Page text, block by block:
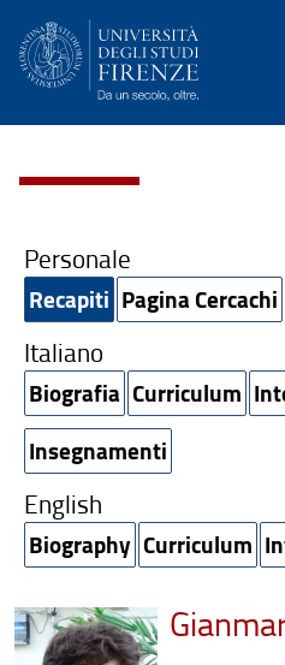
Personale
Recapiti Pagina Cercachi
Italiano
Biografia Curriculum
Insegnamenti
English
Biography Curriculum